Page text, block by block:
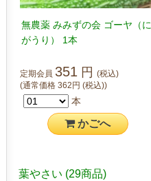
無農薬 みみずの会 ゴーヤ（に
がうり） 1本
定期会員 351 円(税込)
(通常価格362 円(税込))
本
かごへ
葉やさい (29商品)